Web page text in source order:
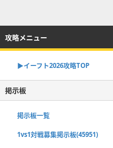
攻略メニュー
▶イーフト2026攻略TOP
掲示板
掲示板一覧
1vs1対戦募集掲示板(45951)